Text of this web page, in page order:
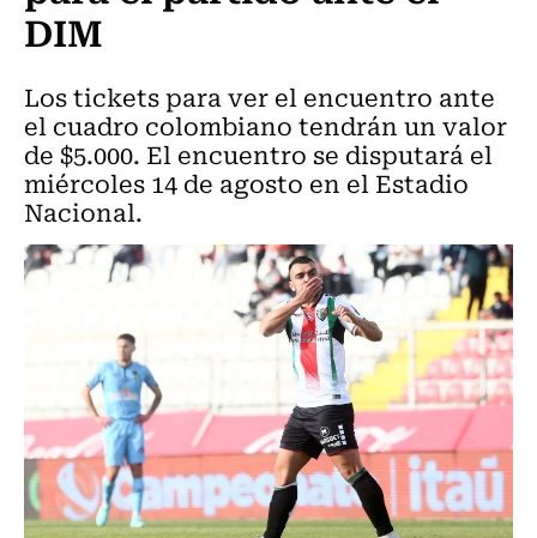
DIM
Los tickets para ver el encuentro ante
el cuadro colombiano tendrán un valor
de $5.000. El encuentro se disputará el
miércoles 14 de agosto en el Estadio
Nacional.